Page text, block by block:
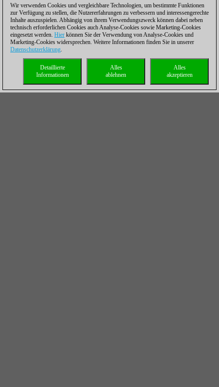
Wir verwenden Cookies und vergleichbare Technologien, um bestimmte Funktionen
zur Verfügung zu stellen, die Nutzererfahrungen zu verbessern und interessengerechte
Inhalte auszuspielen. Abhängig von ihrem Verwendungszweck können dabei neben
technisch erforderlichen Cookies auch Analyse-Cookies sowie Marketing-Cookies
eingesetzt werden. Hier können Sie der Verwendung von Analyse-Cookies und
Marketing-Cookies widersprechen. Weitere Informationen finden Sie in unserer
Datenschutzerklärung.
Alles
akzeptieren
Alles
ablehnen
Detaillierte
Informationen